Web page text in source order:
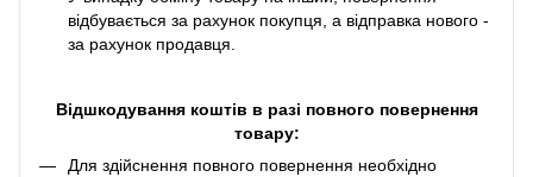
відбувається за рахунок покупця, а відправка нового -
за рахунок продавця.
Відшкодування коштів в разі повного повернення
товару:
Для здійснення повного повернення необхідно